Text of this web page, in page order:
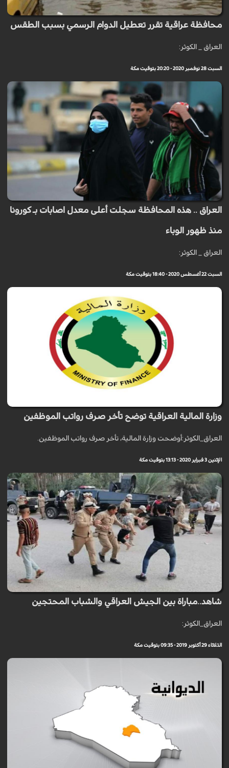
محافظة عراقية تقرر تعطيل الدوام الرسمي بسبب الطقس
العراق _ الكوثر:
السبت 28 نوفمبر 2020 - 20:20 بتوقيت مكة
العراق .. هذه المحافظة سجلت أعلى معدل اصابات بـ كورونا
منذ ظهور الوباء
العراق _ الكوثر:
السبت 22 أغسطس 2020 - 18:40 بتوقيت مكة
وزارة المالية العراقية توضح تأخر صرف رواتب الموظفين
العراق_الكوثر:أوضحت وزارة المالية، تأخر صرف رواتب الموظفين.
الإثنين 3 فبراير 2020 - 13:13 بتوقيت مكة
شاهد..مباراة بين الجيش العراقي والشباب المحتجين
العراق_الكوثر:
الثلاثاء 29 أكتوبر 2019 - 09:35 بتوقيت مكة